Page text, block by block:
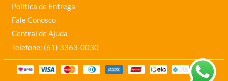
Política de Entrega
Fale Conosco
Central de Ajuda
Telefone: (61) 3363-0030